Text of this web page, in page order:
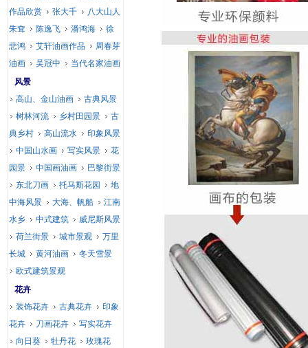
作品欣赏
张大千
八大山人
朱耷
陈逸飞 潘鸿海
徐
悲鸿
艾轩油画作品
周春芽
油画
吴冠中
当代名家油画
风景
高山、金山油画
古典风景
树林河流
乡村田园景
古
典乡村
高山流水
印象风景
中国山水画
写实风景
花
园景
中国画油画
巴黎街景
东北刀画
托马斯花园
地
中海风景
大海、帆船
江南
水乡
中式建筑
威尼斯风景
荷兰街景
城市景观
万里
长城
黄河油画
冬天雪景
欧式建筑景观
花卉
装饰花卉
古典花卉
印象
花卉
刀画花卉
写实花卉
向日葵
牡丹花
玫瑰花